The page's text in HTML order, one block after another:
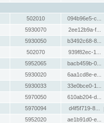
502010 094b96e5-c...
5930070 2ee12b9a-f...
5930050 b3492c68-8...
502070 939f82ec-1...
5952065 bacb459b-0...
5930020 6aa1cd8e-e...
5930033 33e0bce0-1...
5970050 610ab204-d...
5970094 d4f5f719-8...
5952020 ae1b91d0-e...